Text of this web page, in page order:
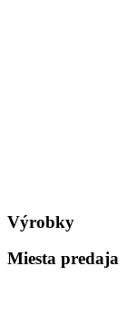
Výrobky
Miesta predaja